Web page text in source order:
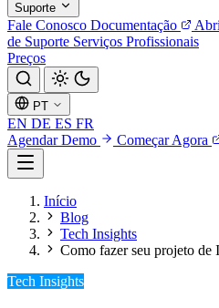
Suporte
Fale Conosco Documentação
de Suporte Serviços Profissionais
Preços
PT
EN DE ES FR
Agendar Demo
Começar Agora
Início
Blog
Tech Insights
Como fazer seu projeto de
Tech Insights